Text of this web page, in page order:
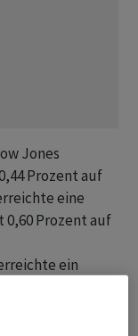
Jones
Prozent auf
eine
Prozent auf
ein